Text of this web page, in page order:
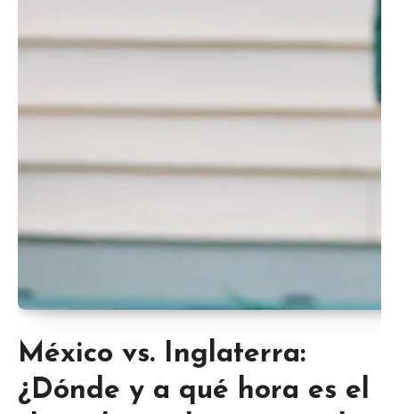
México vs. Inglaterra:
¿Dónde y a qué hora es el